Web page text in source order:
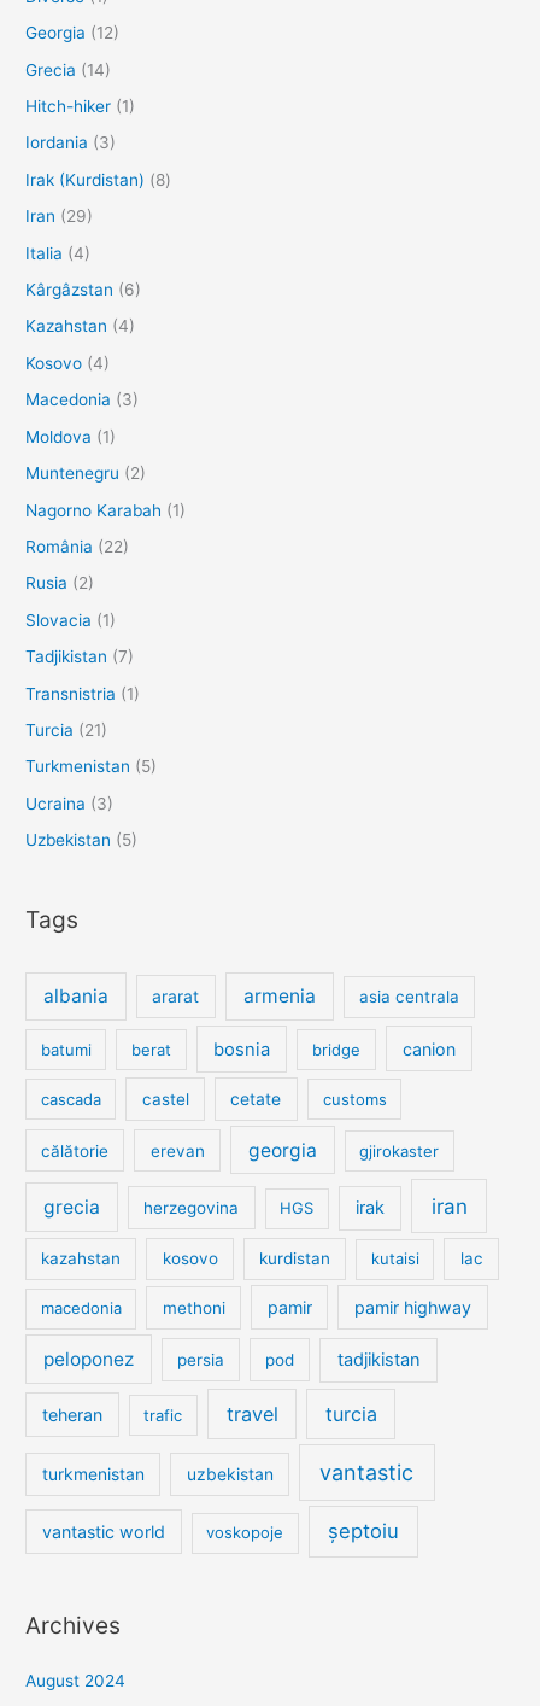
Georgia (12)
Grecia (14)
Hitch-hiker (1)
Iordania (3)
Irak (Kurdistan) (8)
Iran (29)
Italia (4)
Kârgâzstan (6)
Kazahstan (4)
Kosovo (4)
Macedonia (3)
Moldova (1)
Muntenegru (2)
Nagorno Karabah (1)
România (22)
Rusia (2)
Slovacia (1)
Tadjikistan (7)
Transnistria (1)
Turcia (21)
Turkmenistan (5)
Ucraina (3)
Uzbekistan (5)
Tags
albania ararat armenia asia centrala
batumi berat bosnia bridge canion
cascada castel cetate customs
călătorie erevan georgia gjirokaster
grecia herzegovina HGS irak iran
kazahstan kosovo kurdistan kutaisi lac
macedonia methoni pamir pamir highway
peloponez persia pod tadjikistan
teheran trafic travel turcia
turkmenistan uzbekistan vantastic
vantastic world voskopoje șeptoiu
Archives
August 2024